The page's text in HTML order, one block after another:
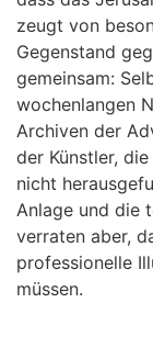
zeugt von
Gegenstand
gemeinsam:
wochenlangen
Archiven der
der Künstler,
nicht
Anlage und die
verraten aber,
professionelle
müssen.